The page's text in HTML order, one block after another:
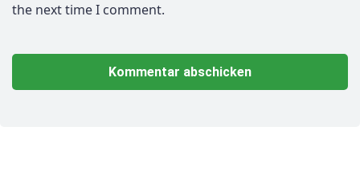
the next time I comment.